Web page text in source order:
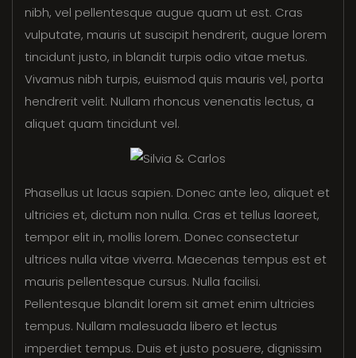
nibh, vel pellentesque augue quam ut est. Cras
vulputate, mauris ut suscipit hendrerit, augue lorem
tincidunt justo, in blandit turpis odio vitae metus.
Vivamus nibh turpis, euismod quis mauris vel, porta
hendrerit velit. Nullam rhoncus venenatis lectus, a
aliquet quam tincidunt vel.
Phasellus ut lacus sapien. Donec ante leo, aliquet et
ultricies et, dictum non nulla. Cras et tellus laoreet,
tempor elit in, mollis lorem. Donec consectetur
ultrices nulla vitae viverra. Maecenas tempus est et
mauris pellentesque cursus. Nulla facilisi.
Pellentesque blandit lorem sit amet enim ultricies
tempus. Nullam malesuada libero et lectus
imperdiet tempus. Duis et justo posuere, dignissim